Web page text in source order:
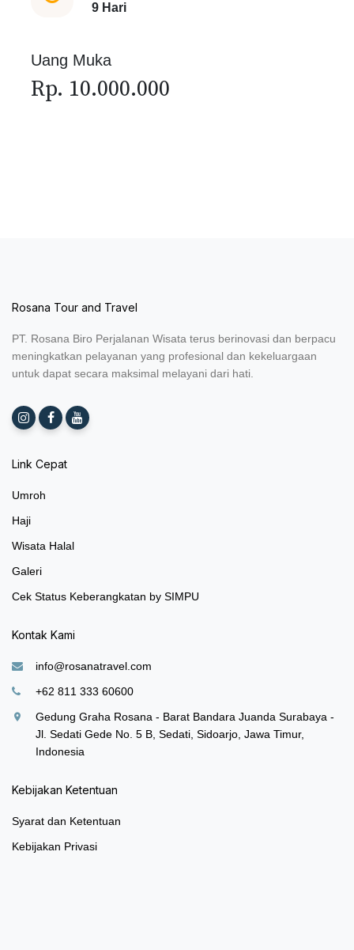
9 Hari
Uang Muka
Rp. 10.000.000
Rosana Tour and Travel
PT. Rosana Biro Perjalanan Wisata terus berinovasi dan berpacu
meningkatkan pelayanan yang profesional dan kekeluargaan
untuk dapat secara maksimal melayani dari hati.
Link Cepat
Umroh
Haji
Wisata Halal
Galeri
Cek Status Keberangkatan by SIMPU
Kontak Kami
info@rosanatravel.com
+62 811 333 60600
Gedung Graha Rosana - Barat Bandara Juanda Surabaya -
Jl. Sedati Gede No. 5 B, Sedati, Sidoarjo, Jawa Timur,
Indonesia
Kebijakan Ketentuan
Syarat dan Ketentuan
Kebijakan Privasi